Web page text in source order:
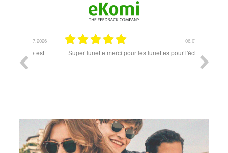
Super lunette merci pour les lunettes pour l'éclipse